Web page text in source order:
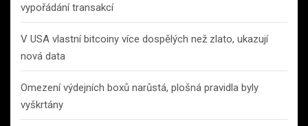
vypořádání transakcí
V USA vlastní bitcoiny více dospělých než zlato, ukazují
nová data
Omezení výdejních boxů narůstá, plošná pravidla byly
vyškrtány